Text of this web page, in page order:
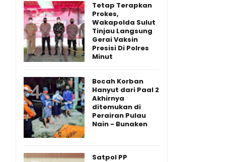
Tetap Terapkan
Prokes,
Wakapolda Sulut
Tinjau Langsung
Gerai Vaksin
Presisi Di Polres
Minut
Bocah Korban
Hanyut dari Paal 2
Akhirnya
ditemukan di
Perairan Pulau
Nain - Bunaken
Satpol PP